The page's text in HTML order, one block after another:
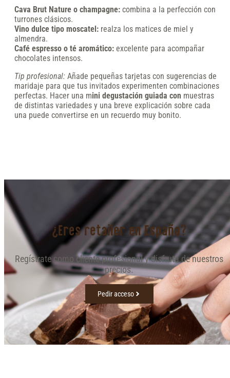
Cava Brut Nature o champagne: combina a la perfección con
turrones clásicos.
Vino dulce tipo moscatel: realza los matices de miel y
almendra.
Café espresso o té aromático: excelente para acompañar
chocolates intensos.
Tip profesional: Añade pequeñas tarjetas con sugerencias de
maridaje para que tus invitados experimenten combinaciones
perfectas. Hacer una mini degustación guiada con muestras
de distintas variedades y una breve explicación sobre cada
una puede convertirse en un recuerdo muy bonito.
¿Eres retailer en España?
Regístrate como cliente profesional y disfruta de nuestros
precios.
Pedir acceso